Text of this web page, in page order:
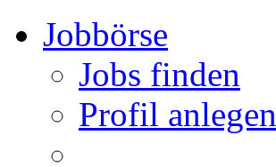
Jobbörse
Jobs finden
Profil anlegen